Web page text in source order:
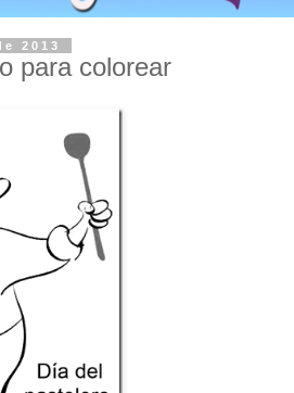
2013
para colorear